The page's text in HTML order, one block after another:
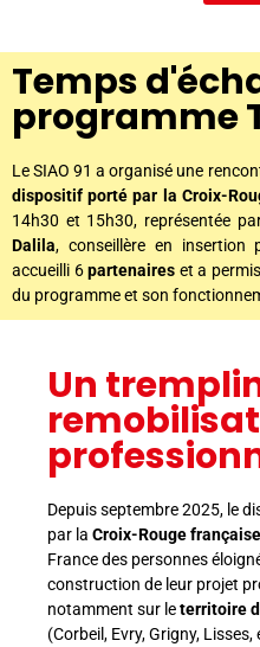
Temps
programme
Le SIAO 91 a organisé une
dispositif porté par la Croix-
14h30 et 15h30, représentée
Dalila, conseillère en insertion
accueilli 6partenaires et a
du programme et son
Un
Depuis septembre 2025, le
par la Croix-Rouge française
France des personnes
construction de leur projet
notamment sur leterritoire
(Corbeil, Evry, Grigny, Lisses,